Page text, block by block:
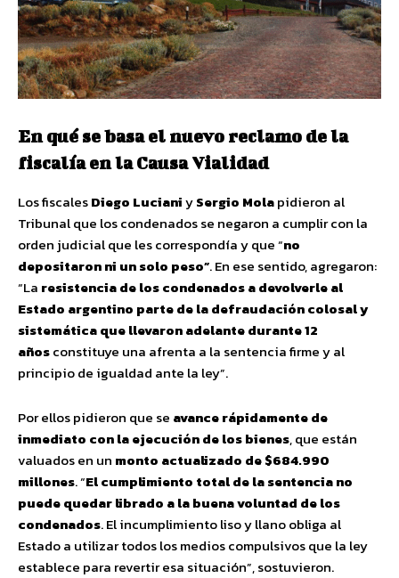
En qué se basa el nuevo reclamo de la
fiscalía en la Causa Vialidad
Los fiscalesDiego LucianiySergio Molapidieron al
Tribunal que los condenados se negaron a cumplir con la
orden judicial que les correspondía y que “no
depositaron ni un solo peso”. En ese sentido, agregaron:
“La resistencia de los condenados a devolverle al
Estado argentino parte de la defraudación colosal y
sistemática que llevaron adelante durante 12
añosconstituye una afrenta a la sentencia firme y al
principio de igualdad ante la ley”.
Por ellos pidieron que se avance rápidamente de
inmediato con la ejecución de los bienes, que están
valuados en un monto actualizado de $684.990
millones. “El cumplimiento total de la sentencia no
puede quedar librado a la buena voluntad de los
condenados. El incumplimiento liso y llano obliga al
Estado a utilizar todos los medios compulsivos que la ley
establece para revertir esa situación”, sostuvieron.